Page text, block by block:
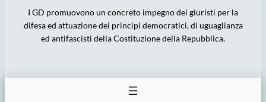
I GD promuovono un concreto impegno dei giuristi per la
difesa ed attuazione dei principi democratici, di uguaglianza
ed antifascisti della Costituzione della Repubblica.